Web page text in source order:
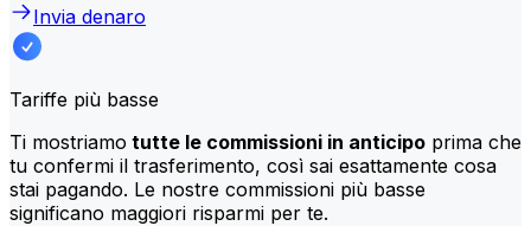
Invia denaro
Tariffe più basse
Ti mostriamo tutte le commissioni in anticipo prima che
tu confermi il trasferimento, così sai esattamente cosa
stai pagando. Le nostre commissioni più basse
significano maggiori risparmi per te.